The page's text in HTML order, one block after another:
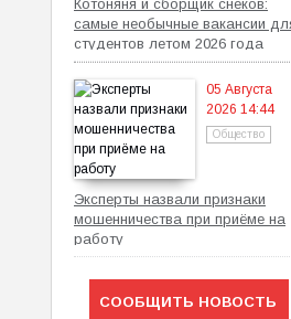
Котоняня и сборщик снеков:
самые необычные вакансии
студентов летом 2026 года
05 Августа
2026 14:44
Общество
Эксперты назвали признаки
мошенничества при приёме на
работу
СООБЩИТЬ НОВОСТЬ